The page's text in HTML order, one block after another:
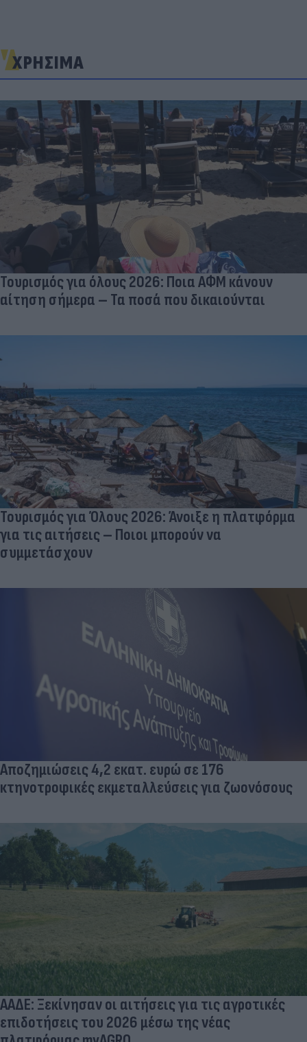
ΧΡΗΣΙΜΑ
Τουρισμός για όλους 2026: Ποια ΑΦΜ κάνουν
αίτηση σήμερα – Τα ποσά που δικαιούνται
Τουρισμός για Όλους 2026: Άνοιξε η πλατφόρμα
για τις αιτήσεις – Ποιοι μπορούν να
συμμετάσχουν
Αποζημιώσεις 4,2 εκατ. ευρώ σε 176
κτηνοτροφικές εκμεταλλεύσεις για ζωονόσους
ΑΑΔΕ: Ξεκίνησαν οι αιτήσεις για τις αγροτικές
επιδοτήσεις του 2026 μέσω της νέας